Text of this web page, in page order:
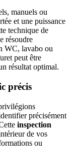
manuels ou
et une puissance
technique de
résoudre
WC, lavabo ou
peut être
résultat optimal.
précis
précisément
inspection
de vos
ou